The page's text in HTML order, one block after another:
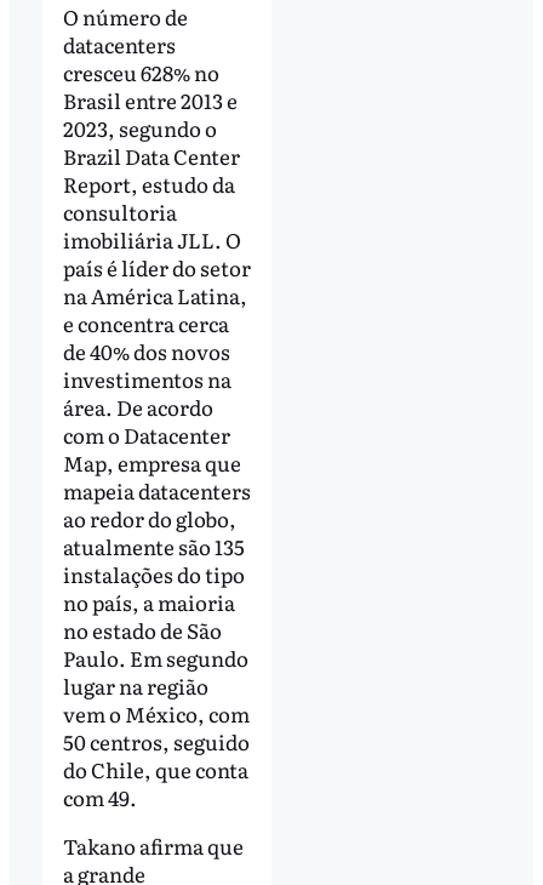
O número de
datacenters
cresceu 628% no
Brasil entre 2013 e
2023, segundo o
Brazil Data Center
Report, estudo da
consultoria
imobiliária JLL. O
país é líder do setor
na América Latina,
e concentra cerca
de 40% dos novos
investimentos na
área. De acordo
com o Datacenter
Map, empresa que
mapeia datacenters
ao redor do globo,
atualmente são 135
instalações do tipo
no país, a maioria
no estado de São
Paulo. Em segundo
lugar na região
vem o México, com
50 centros, seguido
do Chile, que conta
com 49.
Takano afirma que
a grande